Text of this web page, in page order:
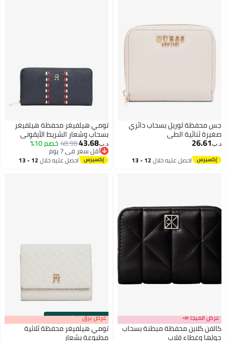
جس محفظة لوريل بسحاب دائري
صغيرة ثنائية الطي
د.ب‏26.61
احصل عليه خلال 12 - 13
تومي هيلفيغر محفظة هيلفيغر
بسحاب وشعار الشريط الأيقوني
د.ب‏43.68
48.98خصم 10%
أقل سعر في 7 يوم
أقل سعر في 7 يوماحصل عليه خلال 12 - 13
عرض الميجا 📣
كالفن كلاين محفظة مبطنة بسحاب
حولها وغطاء قلاب
00m:00s
·باقي 100% عرض برق
تومي هيلفيغر محفظة ثلاثية
مطبوعة بشعار